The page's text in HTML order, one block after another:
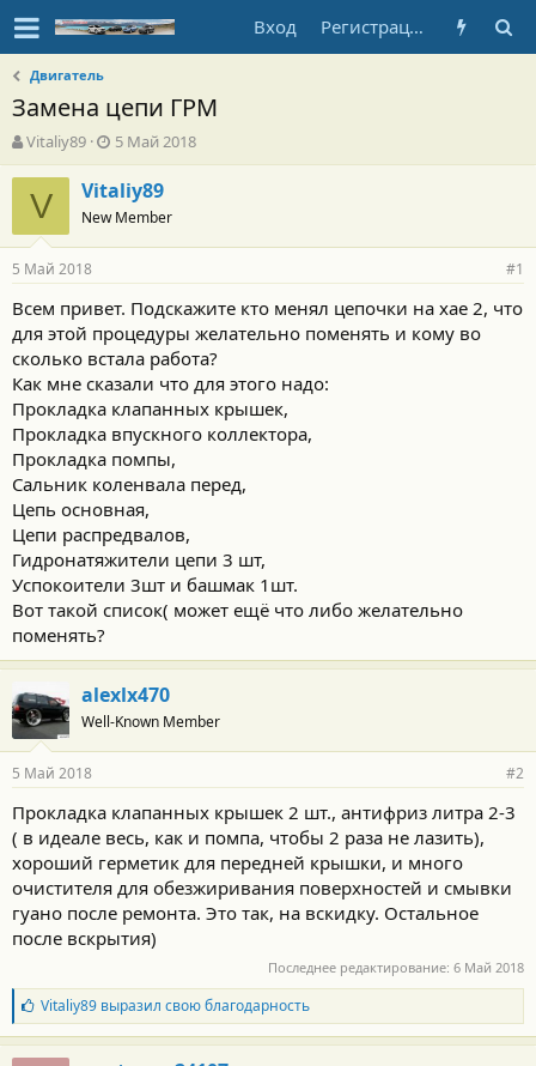
Вход Регистрация
Двигатель
Замена цепи ГРМ
А
в
т
о
т
е
м
ы
Vitaliy89
Д
а
т
а
н
а
а
л
а
5 Май 2018
V Vitaliy89
New Member
5 Май 2018 #1
Всем привет. Подскажите кто менял цепочки на хае 2, что
для этой процедуры желательно поменять и кому во
сколько встала работа?
Как мне сказали что для этого надо:
Прокладка клапанных крышек,
Прокладка впускного коллектора,
Прокладка помпы,
Сальник коленвала перед,
Цепь основная,
Цепи распредвалов,
Гидронатяжители цепи 3 шт,
Успокоители 3шт и башмак 1шт.
Вот такой список( может ещё что либо желательно
поменять?
alexlx470
Well-Known Member
5 Май 2018 #2
Прокладка клапанных крышек 2 шт., антифриз литра 2-3
( в идеале весь, как и помпа, чтобы 2 раза не лазить),
хороший герметик для передней крышки, и много
очистителя для обезжиривания поверхностей и смывки
гуано после ремонта. Это так, на вскидку. Остальное
после вскрытия)
Последнее редактирование: 6 Май 2018
Б
л
а
г
Vitaliy89выразил свою благодарность